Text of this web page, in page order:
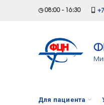
◷ 08:00 - 16:30
Для пациента